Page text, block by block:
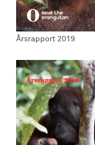
Årsrapport 2019